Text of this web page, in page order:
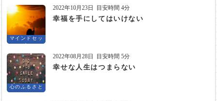
マインドセッ
ト
2022年10月23日 目安時間 4分
幸福を手にしてはいけない
心のふるさと
2022年08月28日 目安時間 5分
幸せな人生はつまらない